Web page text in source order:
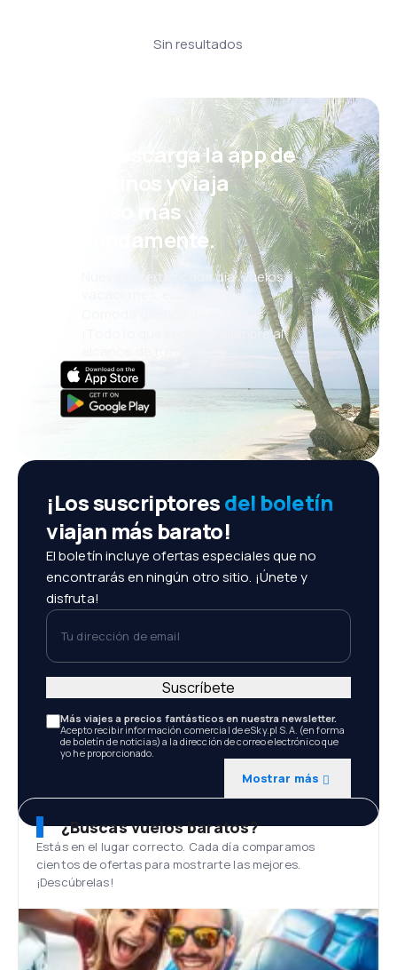
Sin resultados
¡Eh! Descarga la app de
eDestinos y viaja
incluso más
cómodamente.
Nuevas ofertas cada día: vuelos,
vacaciones, escapadas
Cómoda gestión de reservas
¡Todo lo que importa, siempre al
¡Los suscriptoresdel boletín
viajan más barato!
El boletín incluye ofertas especiales que no
encontrarás en ningún otro sitio. ¡Únete y
disfruta!
Tu dirección de email
Más viajes a precios fantásticos en nuestra newsletter.
Acepto recibir información comercial de eSky.pl S.A. (en forma
de boletín de noticias) a la dirección de correo electrónico que
yo he proporcionado.
Mostrar más
Suscríbete
¿Buscas vuelos baratos?
Estás en el lugar correcto. Cada día comparamos
cientos de ofertas para mostrarte las mejores.
¡Descúbrelas!